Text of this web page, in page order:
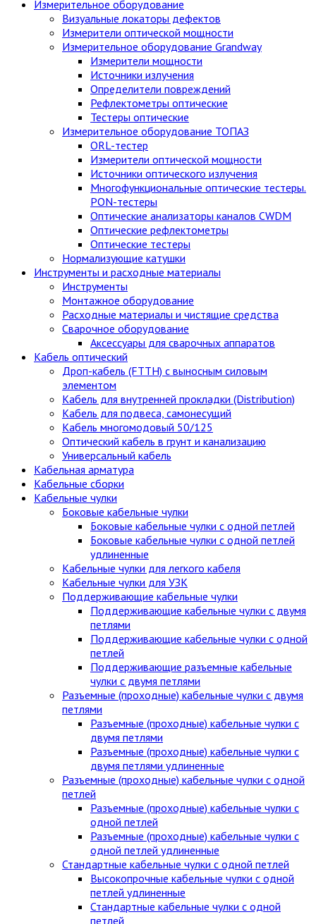
Измерительное оборудование
Визуальные локаторы дефектов
Измерители оптической мощности
Измерительное оборудование Grandway
Измерители мощности
Источники излучения
Определители повреждений
Рефлектометры оптические
Тестеры оптические
Измерительное оборудование ТОПАЗ
ORL-тестер
Измерители оптической мощности
Источники оптического излучения
Многофункциональные оптические тестеры.
PON-тестеры
Оптические анализаторы каналов CWDM
Оптические рефлектометры
Оптические тестеры
Нормализующие катушки
Инструменты и расходные материалы
Инструменты
Монтажное оборудование
Расходные материалы и чистящие средства
Сварочное оборудование
Аксессуары для сварочных аппаратов
Кабель оптический
Дроп-кабель (FTTH) с выносным силовым
элементом
Кабель для внутренней прокладки (Distribution)
Кабель для подвеса, самонесущий
Кабель многомодовый 50/125
Оптический кабель в грунт и канализацию
Универсальный кабель
Кабельная арматура
Кабельные сборки
Кабельные чулки
Боковые кабельные чулки
Боковые кабельные чулки с одной петлей
Боковые кабельные чулки с одной петлей
удлиненные
Кабельные чулки для легкого кабеля
Кабельные чулки для УЗК
Поддерживающие кабельные чулки
Поддерживающие кабельные чулки с двумя
петлями
Поддерживающие кабельные чулки с одной
петлей
Поддерживающие разъемные кабельные
чулки с двумя петлями
Разъемные (проходные) кабельные чулки с двумя
петлями
Разъемные (проходные) кабельные чулки с
двумя петлями
Разъемные (проходные) кабельные чулки с
двумя петлями удлиненные
Разъемные (проходные) кабельные чулки с одной
петлей
Разъемные (проходные) кабельные чулки с
одной петлей
Разъемные (проходные) кабельные чулки с
одной петлей удлиненные
Стандартные кабельные чулки c одной петлей
Высокопрочные кабельные чулки с одной
петлей удлиненные
Стандартные кабельные чулки с одной
петлей